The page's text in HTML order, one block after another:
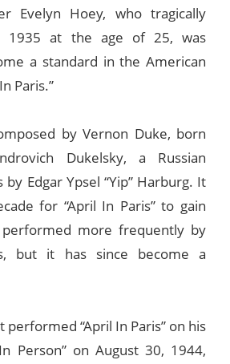
Evelyn Hoey, who tragically
1935 at the age of 25, was
a standard in the American
Paris.”
by Vernon Duke, born
Dukelsky, a Russian
Edgar Ypsel “Yip” Harburg. It
for “April In Paris” to gain
more frequently by
but it has since become a
performed “April In Paris” on his
Person” on August 30, 1944,